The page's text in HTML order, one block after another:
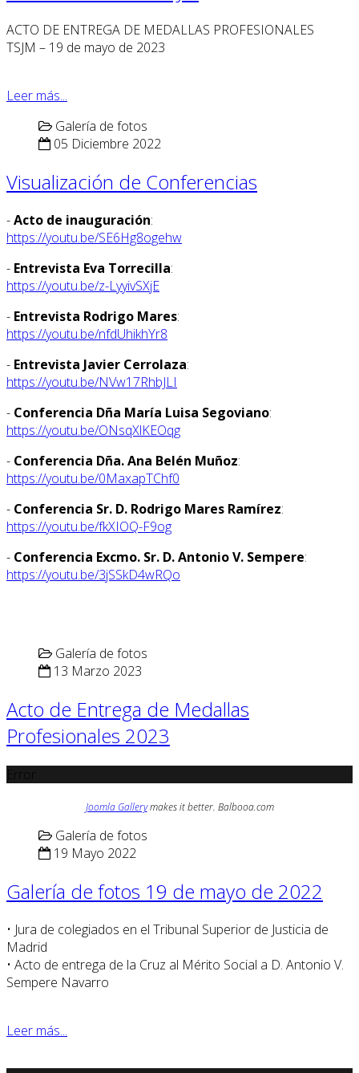
ACTO DE ENTREGA DE MEDALLAS PROFESIONALES
TSJM – 19 de mayo de 2023
Leer más...
Galería de fotos
05 Diciembre 2022
Visualización de Conferencias
-Acto de inauguración:
https://youtu.be/SE6Hg8ogehw
- Entrevista Eva Torrecilla:
https://youtu.be/z-LyyivSXjE
- Entrevista Rodrigo Mares:
https://youtu.be/nfdUhikhYr8
- Entrevista Javier Cerrolaza:
https://youtu.be/NVw17RhbJLI
- Conferencia Dña María Luisa Segoviano:
https://youtu.be/ONsqXlKEOqg
- Conferencia Dña. Ana Belén Muñoz:
https://youtu.be/0MaxapTChf0
- Conferencia Sr. D. Rodrigo Mares Ramírez:
https://youtu.be/fkXIOQ-F9og
- Conferencia Excmo. Sr. D. Antonio V. Sempere:
https://youtu.be/3jSSkD4wRQo
Galería de fotos
13 Marzo 2023
Acto de Entrega de Medallas
Profesionales 2023
Joomla Gallerymakes it better. Balbooa.com
Galería de fotos
19 Mayo 2022
Galería de fotos 19 de mayo de 2022
• Jura de colegiados en el Tribunal Superior de Justicia de
Madrid
• Acto de entrega de la Cruz al Mérito Social a D. Antonio V.
Sempere Navarro
Leer más...